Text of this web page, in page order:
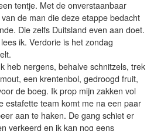
tentje. Met de onverstaanbaar
de man die deze etappe bedacht
Die zelfs Duitsland even aan doet.
ik. Verdorie is het zondag
heb nergens, behalve schnitzels, trek
een krentenbol, gedroogd fruit,
de boeg. Ik prop mijn zakken vol
estafette team komt me na een paar
aan te haken. De gang schiet er
verkeerd en ik kan nog eens